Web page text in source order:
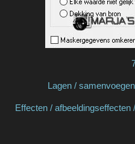
Lagen /
Effecten / afbeeldingseffecten